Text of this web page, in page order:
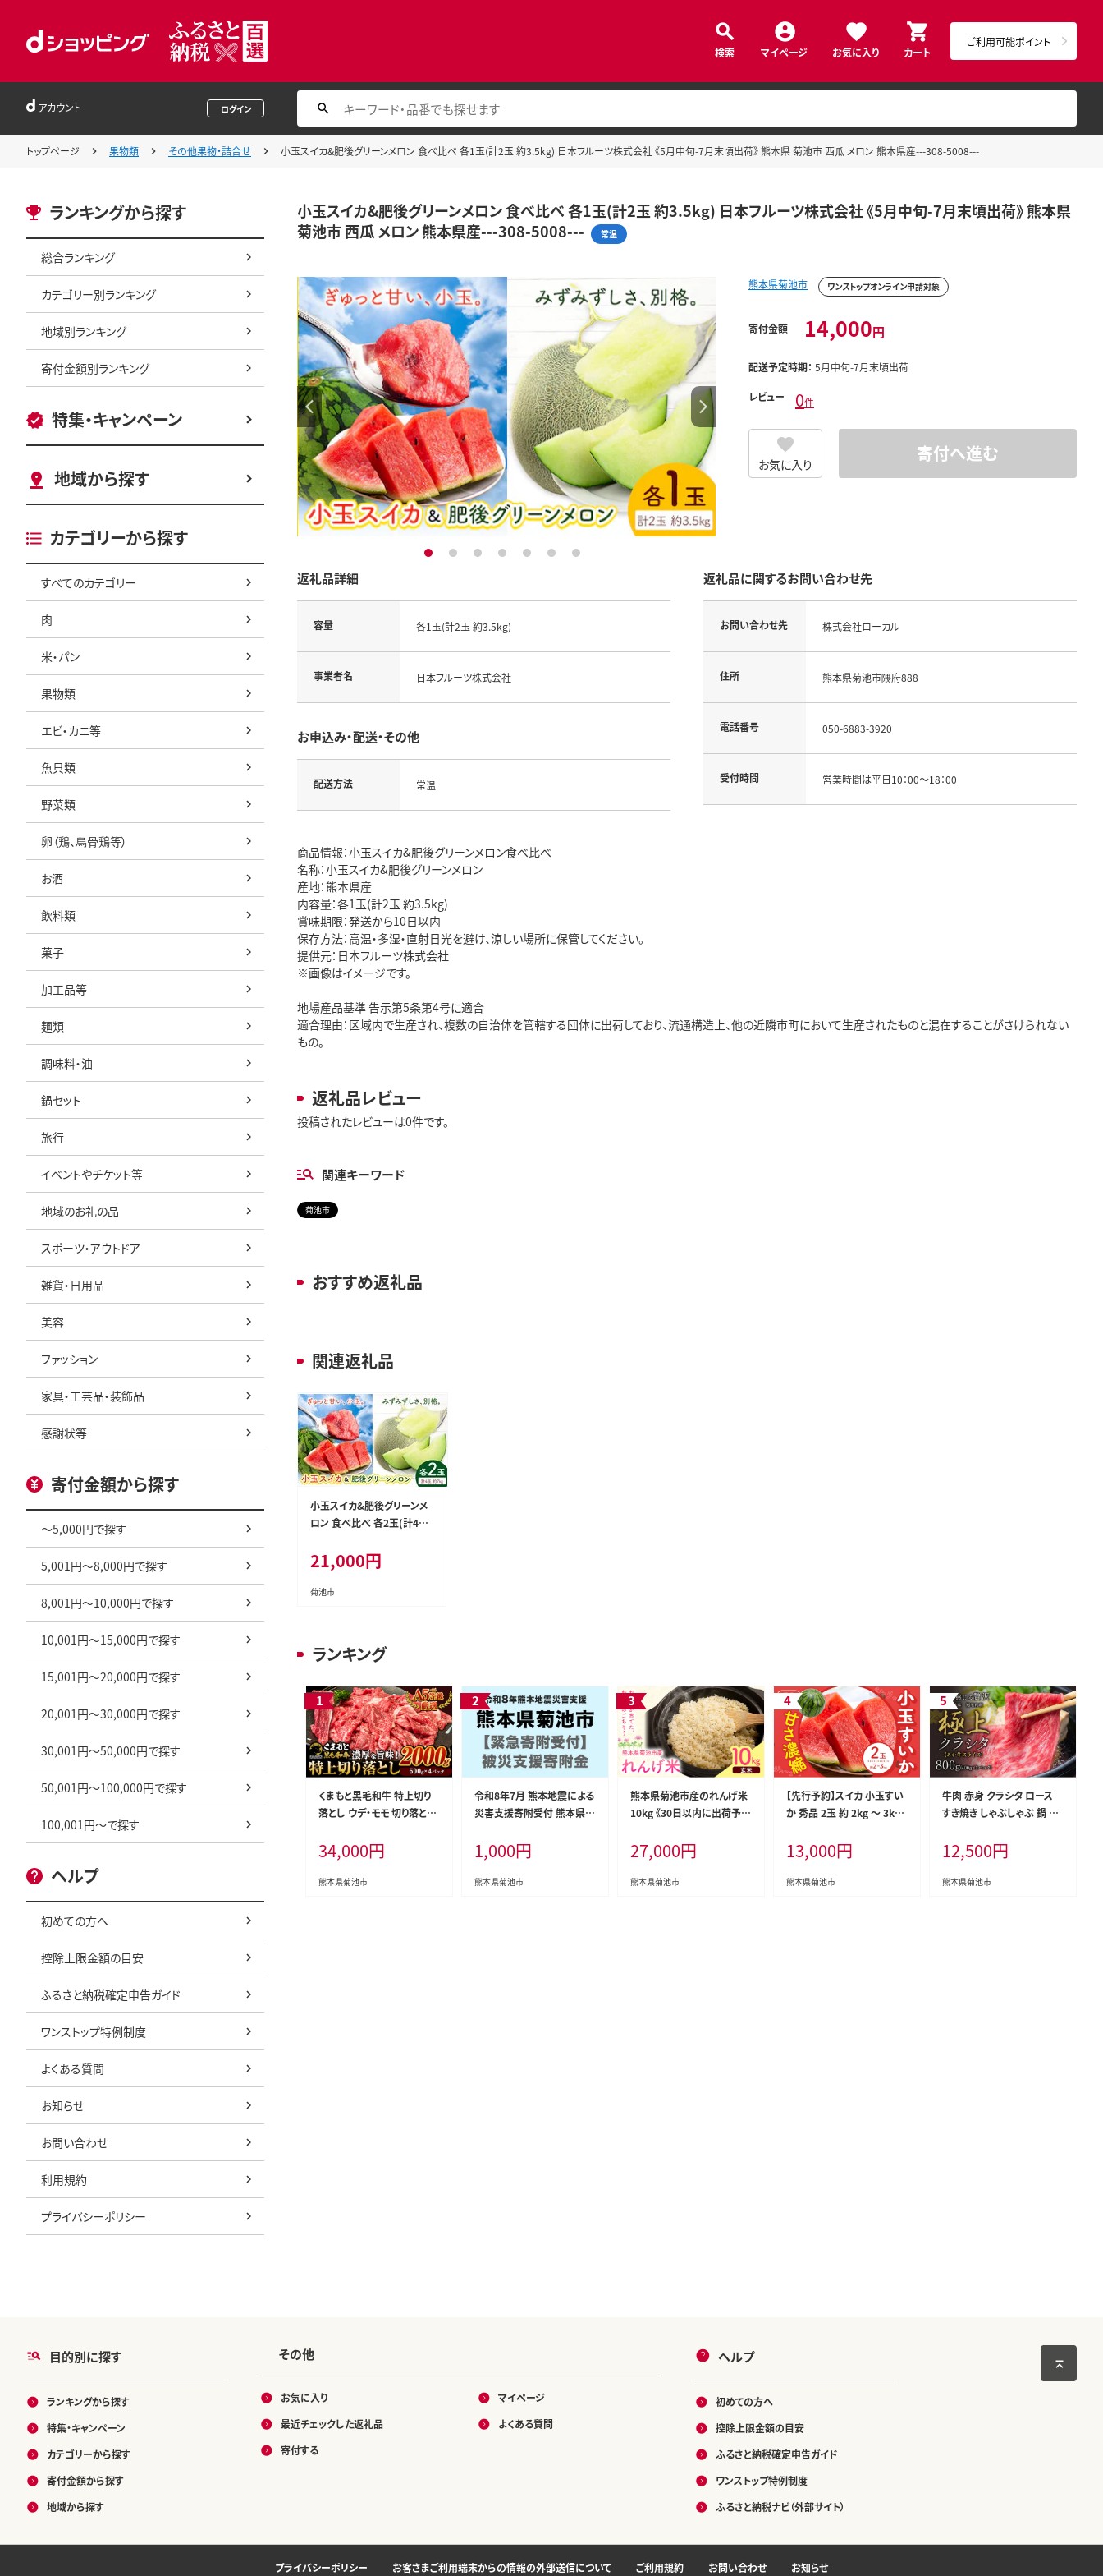
検索 マイページ お気に入り カート
ご利用可能ポイント
アカウント ログイン
トップページ 果物類 その他果物・詰合せ 小玉スイカ&肥後グリーンメロン 食べ比べ 各1玉(計2玉 約3.5kg) 日本フルーツ株式会社 《5月中旬-7月末頃出荷》 熊本県 菊池市 西瓜 メロン 熊本県産---308-5008---
ランキングから探す
総合ランキング
カテゴリー別ランキング
地域別ランキング
寄付金額別ランキング
特集・キャンペーン
地域から探す
カテゴリーから探す
すべてのカテゴリー
肉
米・パン
果物類
エビ・カニ等
魚貝類
野菜類
卵（鶏、烏骨鶏等）
お酒
飲料類
菓子
加工品等
麺類
調味料・油
鍋セット
旅行
イベントやチケット等
地域のお礼の品
スポーツ・アウトドア
雑貨・日用品
美容
ファッション
家具・工芸品・装飾品
感謝状等
寄付金額から探す
～5,000円で探す
5,001円～8,000円で探す
8,001円～10,000円で探す
10,001円～15,000円で探す
15,001円～20,000円で探す
20,001円～30,000円で探す
30,001円～50,000円で探す
50,001円～100,000円で探す
100,001円～で探す
ヘルプ
初めての方へ
控除上限金額の目安
ふるさと納税確定申告ガイド
ワンストップ特例制度
よくある質問
お知らせ
お問い合わせ
利用規約
プライバシーポリシー
小玉スイカ&肥後グリーンメロン 食べ比べ 各1玉(計2玉 約3.5kg) 日本フルーツ株式会社 《5月中旬-7月末頃出荷》 熊本県
菊池市 西瓜 メロン 熊本県産---308-5008---
常温
1 2 3 4 5 6 7
熊本県菊池市 ワンストップオンライン申請対象
寄付金額 14,000円
配送予定時期： 5月中旬-7月末頃出荷
レビュー 0件
お気に入り 寄付へ進む
返礼品詳細
容量 各1玉(計2玉 約3.5kg)
事業者名 日本フルーツ株式会社
お申込み・配送・その他
配送方法 常温
返礼品に関するお問い合わせ先
お問い合わせ先 株式会社ローカル
住所 熊本県菊池市隈府888
電話番号 050-6883-3920
受付時間 営業時間は平日10：00～18：00
商品情報：小玉スイカ&肥後グリーンメロン食べ比べ
名称：小玉スイカ&肥後グリーンメロン
産地：熊本県産
内容量：各1玉(計2玉 約3.5kg)
賞味期限：発送から10日以内
保存方法：高温・多湿・直射日光を避け、涼しい場所に保管してください。
提供元：日本フルーツ株式会社
※画像はイメージです。
地場産品基準 告示第5条第4号に適合
適合理由：区域内で生産され、複数の自治体を管轄する団体に出荷しており、流通構造上、他の近隣市町において生産されたものと混在することがさけられない
もの。
返礼品レビュー
投稿されたレビューは0件です。
関連キーワード
菊池市
おすすめ返礼品
関連返礼品
小玉スイカ&肥後グリーンメ
ロン 食べ比べ 各2玉(計4玉
社 《5月中旬-7月末頃出荷》
熊本県 菊池市 西瓜 メロン
熊本県産---308-5009---
21,000円
菊池市
ランキング
くまもと黒毛和牛 特上切り
落とし ウデ・モモ 切り落とし
内に出荷予定(土日祝除く)》
冷凍庫 個別 取分け 小分け
個包装 モモ スライス 肉 お
34,000円
熊本県菊池市
令和8年7月 熊本地震による
災害支援寄附受付 熊本県菊
--kikuchi_sgs_1000_kihu
1,000円
熊本県菊池市
熊本県菊池市産のれんげ米
10kg 《30日以内に出荷予定
米 お米 レンゲ米 熊本県産
九州産 送料無料---313-500
1---
27,000円
熊本県菊池市
【先行予約】スイカ 小玉すい
か 秀品 2玉 約 2kg ～ 3kg
y's 食彩たかみ 《2027年5月
下旬-7月下旬頃出荷》 熊本
県 菊池市 フルーツ 果物 ス
13,000円
熊本県菊池市
牛肉 赤身 クラシタ ロース
すき焼き しゃぶしゃぶ 鍋 ク
牛肉 ロース 肩ロース 800g
クラシタ あか牛 赤牛 あかう
し 《7-14日以内に出荷予定
12,500円
熊本県菊池市
目的別に探す
ランキングから探す
特集・キャンペーン
カテゴリーから探す
寄付金額から探す
地域から探す
その他
お気に入り
最近チェックした返礼品
寄付する
マイページ
よくある質問
ヘルプ
初めての方へ
控除上限金額の目安
ふるさと納税確定申告ガイド
ワンストップ特例制度
ふるさと納税ナビ（外部サイト）
プライバシーポリシー お客さまご利用端末からの情報の外部送信について ご利用規約 お問い合わせ お知らせ